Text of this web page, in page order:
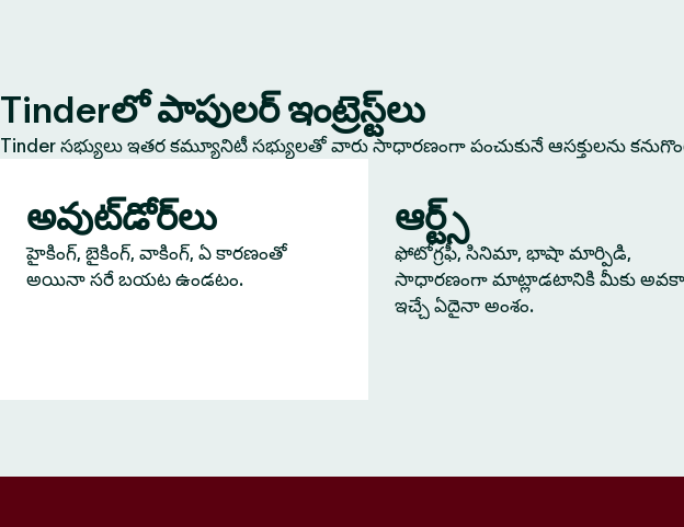
Tinderలో పాపులర్ ఇంట్రెస్ట్‌లు
Tinder సభ్యులు ఇతర కమ్యూనిటీ సభ్యులతో వారు సాధారణంగా పంచుకునే ఆసక్తులను
అవుట్‌డోర్‌లు
హైకింగ్, బైకింగ్, వాకింగ్, ఏ కారణంతో
అయినా సరే బయట ఉండటం.
ఆర్ట్స్
ఫోటోగ్రఫీ, సినిమా, భాషా మార్పిడి,
సాధారణంగా మాట్లాడటానికి మీకు
ఇచ్చే ఏదైనా అంశం.